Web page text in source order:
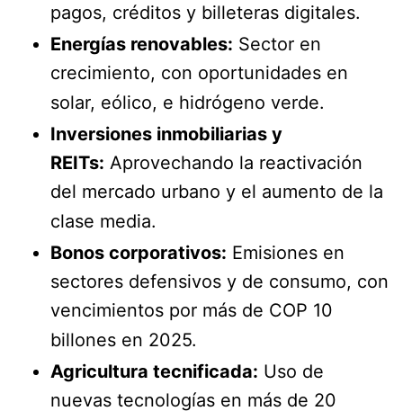
pagos, créditos y billeteras digitales.
Energías renovables: Sector en
crecimiento, con oportunidades en
solar, eólico, e hidrógeno verde.
Inversiones inmobiliarias y
REITs: Aprovechando la reactivación
del mercado urbano y el aumento de la
clase media.
Bonos corporativos: Emisiones en
sectores defensivos y de consumo, con
vencimientos por más de COP 10
billones en 2025.
Agricultura tecnificada: Uso de
nuevas tecnologías en más de 20